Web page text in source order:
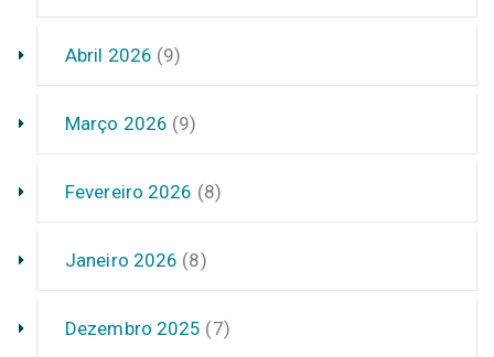
Abril 2026 (9)
Março 2026 (9)
Fevereiro 2026 (8)
Janeiro 2026 (8)
Dezembro 2025 (7)